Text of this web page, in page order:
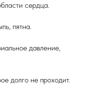
сердца.
пятна.
давление,
долго не проходит.